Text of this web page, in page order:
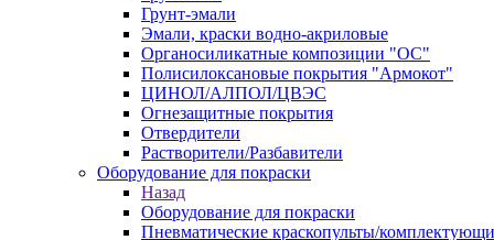
Грунт-эмали
Эмали, краски водно-акриловые
Органосиликатные композиции "ОС"
Полисилоксановые покрытия "Армокот"
ЦИНОЛ/АЛПОЛ/ЦВЭС
Огнезащитные покрытия
Отвердители
Растворители/Разбавители
Оборудование для покраски
Назад
Оборудование для покраски
Пневматические краскопульты/